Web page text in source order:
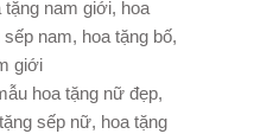
tặng nam giới, hoa
nam, hoa tặng bố,
giới
hoa tặng nữ đẹp,
sếp nữ, hoa tặng